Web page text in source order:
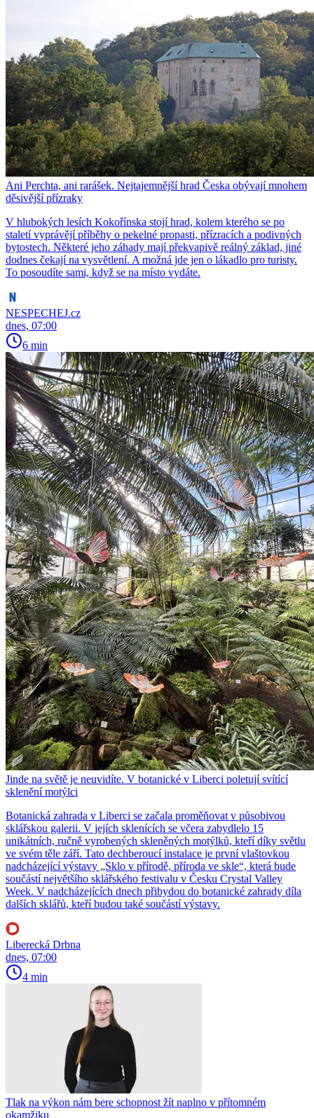
Ani Perchta, ani rarášek. Nejtajemnější hrad Česka obývají mnohem
děsivější přízraky
V hlubokých lesích Kokořínska stojí hrad, kolem kterého se po
staletí vyprávějí příběhy o pekelné propasti, přízracích a podivných
bytostech. Některé jeho záhady mají překvapivě reálný základ, jiné
dodnes čekají na vysvětlení. A možná jde jen o lákadlo pro turisty.
To posoudíte sami, když se na místo vydáte.
NESPECHEJ.cz
dnes, 07:00
6 min
Jinde na světě je neuvidíte. V botanické v Liberci poletují svítící
sklenění motýlci
Botanická zahrada v Liberci se začala proměňovat v působivou
sklářskou galerii. V jejích sklenících se včera zabydlelo 15
unikátních, ručně vyrobených skleněných motýlků, kteří díky světlu
ve svém těle září. Tato dechberoucí instalace je první vlaštovkou
nadcházející výstavy „Sklo v přírodě, příroda ve skle“, která bude
součástí největšího sklářského festivalu v Česku Crystal Valley
Week. V nadcházejících dnech přibydou do botanické zahrady díla
dalších sklářů, kteří budou také součástí výstavy.
Liberecká Drbna
dnes, 07:00
4 min
Tlak na výkon nám bere schopnost žít naplno v přítomném
okamžiku